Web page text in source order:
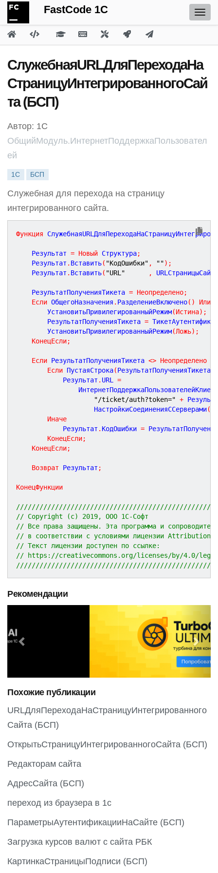
FastCode 1C
СлужебнаяURLДляПереходаНа
СтраницуИнтегрированногоСай
та (БСП)
Автор: 1С
ОбщийМодуль.ИнтернетПоддержкаПользовател
ей
1С БСП
Служебная для перехода на страницу
интегрированного сайта.
Функция
	Результат
= Новый Структура;
	Результат
. Вставить( "КодОшибки" , "") ;
	Результат
. Вставить( "URL" , URLСтраницыСайта
	РезультатПолученияТикета
= Неопределено;
Если ОбщегоНазначения . РазделениеВключено( ) Или
		УстановитьПривилегированныйРежим
(Истина) ;
		РезультатПолученияТикета
=
		УстановитьПривилегированныйРежим
(Ложь) ;
КонецЕсли;
Если РезультатПолученияТикета <> Неопределено
Если ПустаяСтрока(РезультатПолученияТикета
			Результат
. URL =
"/ticket/auth?token=" +
					НастройкиСоединенияССерверами
(
Иначе
			Результат
. КодОшибки =
КонецЕсли;
КонецЕсли;
Возврат Результат ;
КонецФункции
// Copyright (c) 2019, ООО 1С-Софт
// Все права защищены. Эта программа и
// в соответствии с условиями лицензии
// Текст лицензии доступен по ссылке:
// https://creativecommons.org/licenses/by/4.0/
Рекомендации
e
o
u
s
e
x
t
Похожие публикации
URLДляПереходаНаСтраницуИнтегрированного
Сайта (БСП)
ОткрытьСтраницуИнтегрированногоСайта (БСП)
Редакторам сайта
АдресСайта (БСП)
переход из браузера в 1с
ПараметрыАутентификацииНаСайте (БСП)
Загрузка курсов валют с сайта РБК
КартинкаСтраницыПодписи (БСП)